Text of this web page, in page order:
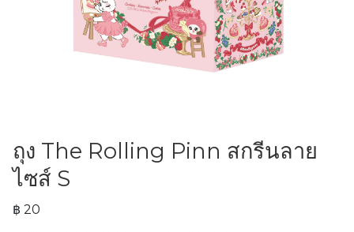
ถุง The Rolling Pinn สกรีนลาย
ไซส์ S
฿ 20